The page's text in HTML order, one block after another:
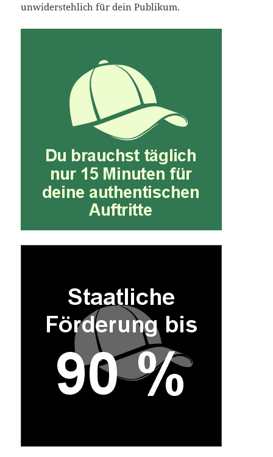
unwiderstehlich für dein Publikum.